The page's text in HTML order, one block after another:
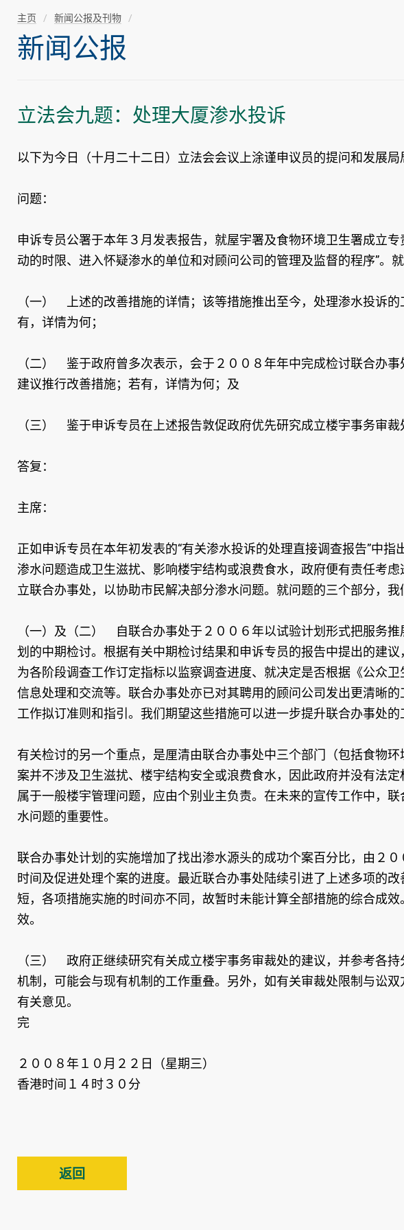
主页 新闻公报及刊物
新闻公报
立法会九题：处理大厦渗水投诉
以下为今日（十月二十二日）立法会会议上涂谨申议员的提问和发展局
问题：
申诉专员公署于本年３月发表报告，就屋宇署及食物环境卫生署成立
动的时限、进入怀疑渗水的单位和对顾问公司的管理及监督的程序”。
（一） 上述的改善措施的详情；该等措施推出至今，处理渗水投诉
有，详情为何；
（二） 鉴于政府曾多次表示，会于２００８年年中完成检讨联合办
建议推行改善措施；若有，详情为何；及
（三） 鉴于申诉专员在上述报告敦促政府优先研究成立楼宇事务审
答复：
主席：
正如申诉专员在本年初发表的“有关渗水投诉的处理直接调查报告”中
渗水问题造成卫生滋扰、影响楼宇结构或浪费食水，政府便有责任考
立联合办事处，以协助市民解决部分渗水问题。就问题的三个部分，我
（一）及（二） 自联合办事处于２００６年以试验计划形式把服务
划的中期检讨。根据有关中期检讨结果和申诉专员的报告中提出的建
为各阶段调查工作订定指标以监察调查进度、就决定是否根据《公众
信息处理和交流等。联合办事处亦已对其聘用的顾问公司发出更清晰
工作拟订准则和指引。我们期望这些措施可以进一步提升联合办事处
有关检讨的另一个重点，是厘清由联合办事处中三个部门（包括食物
案并不涉及卫生滋扰、楼宇结构安全或浪费食水，因此政府并没有法
属于一般楼宇管理问题，应由个别业主负责。在未来的宣传工作中，
水问题的重要性。
联合办事处计划的实施增加了找出渗水源头的成功个案百分比，由２
时间及促进处理个案的进度。最近联合办事处陆续引进了上述多项的
短，各项措施实施的时间亦不同，故暂时未能计算全部措施的综合成
效。
（三） 政府正继续研究有关成立楼宇事务审裁处的建议，并参考各
机制，可能会与现有机制的工作重叠。另外，如有关审裁处限制与讼
有关意见。
完
２００８年１０月２２日（星期三）
香港时间１４时３０分
返回